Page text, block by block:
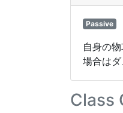
Passive
自身の
場合は
Class